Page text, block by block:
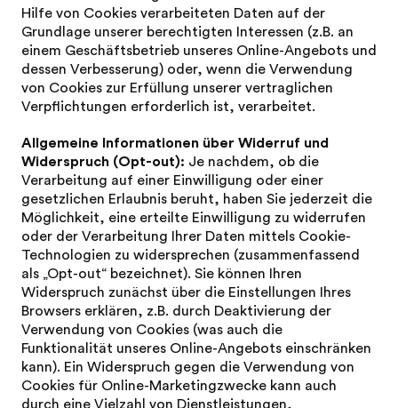
Hilfe von Cookies verarbeiteten Daten auf der
Grundlage unserer berechtigten Interessen (z.B. an
einem Geschäftsbetrieb unseres Online-Angebots und
dessen Verbesserung) oder, wenn die Verwendung
von Cookies zur Erfüllung unserer vertraglichen
Verpflichtungen erforderlich ist, verarbeitet.
Allgemeine Informationen über Widerruf und
Widerspruch (Opt-out): Je nachdem, ob die
Verarbeitung auf einer Einwilligung oder einer
gesetzlichen Erlaubnis beruht, haben Sie jederzeit die
Möglichkeit, eine erteilte Einwilligung zu widerrufen
oder der Verarbeitung Ihrer Daten mittels Cookie-
Technologien zu widersprechen (zusammenfassend
als „Opt-out“ bezeichnet). Sie können Ihren
Widerspruch zunächst über die Einstellungen Ihres
Browsers erklären, z.B. durch Deaktivierung der
Verwendung von Cookies (was auch die
Funktionalität unseres Online-Angebots einschränken
kann). Ein Widerspruch gegen die Verwendung von
Cookies für Online-Marketingzwecke kann auch
durch eine Vielzahl von Dienstleistungen,